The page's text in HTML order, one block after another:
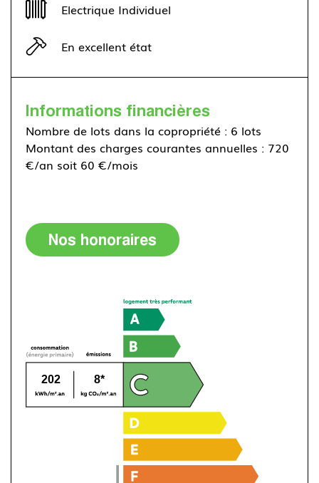
Electrique Individuel
En excellent état
Informations financières
Nombre de lots dans la copropriété : 6 lots
Montant des charges courantes annuelles : 720
€/an soit 60 €/mois
Nos honoraires
202 8*